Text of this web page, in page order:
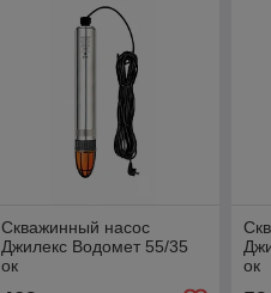
Скважинный насос
Джилекс Водомет 55/35
ок
ок